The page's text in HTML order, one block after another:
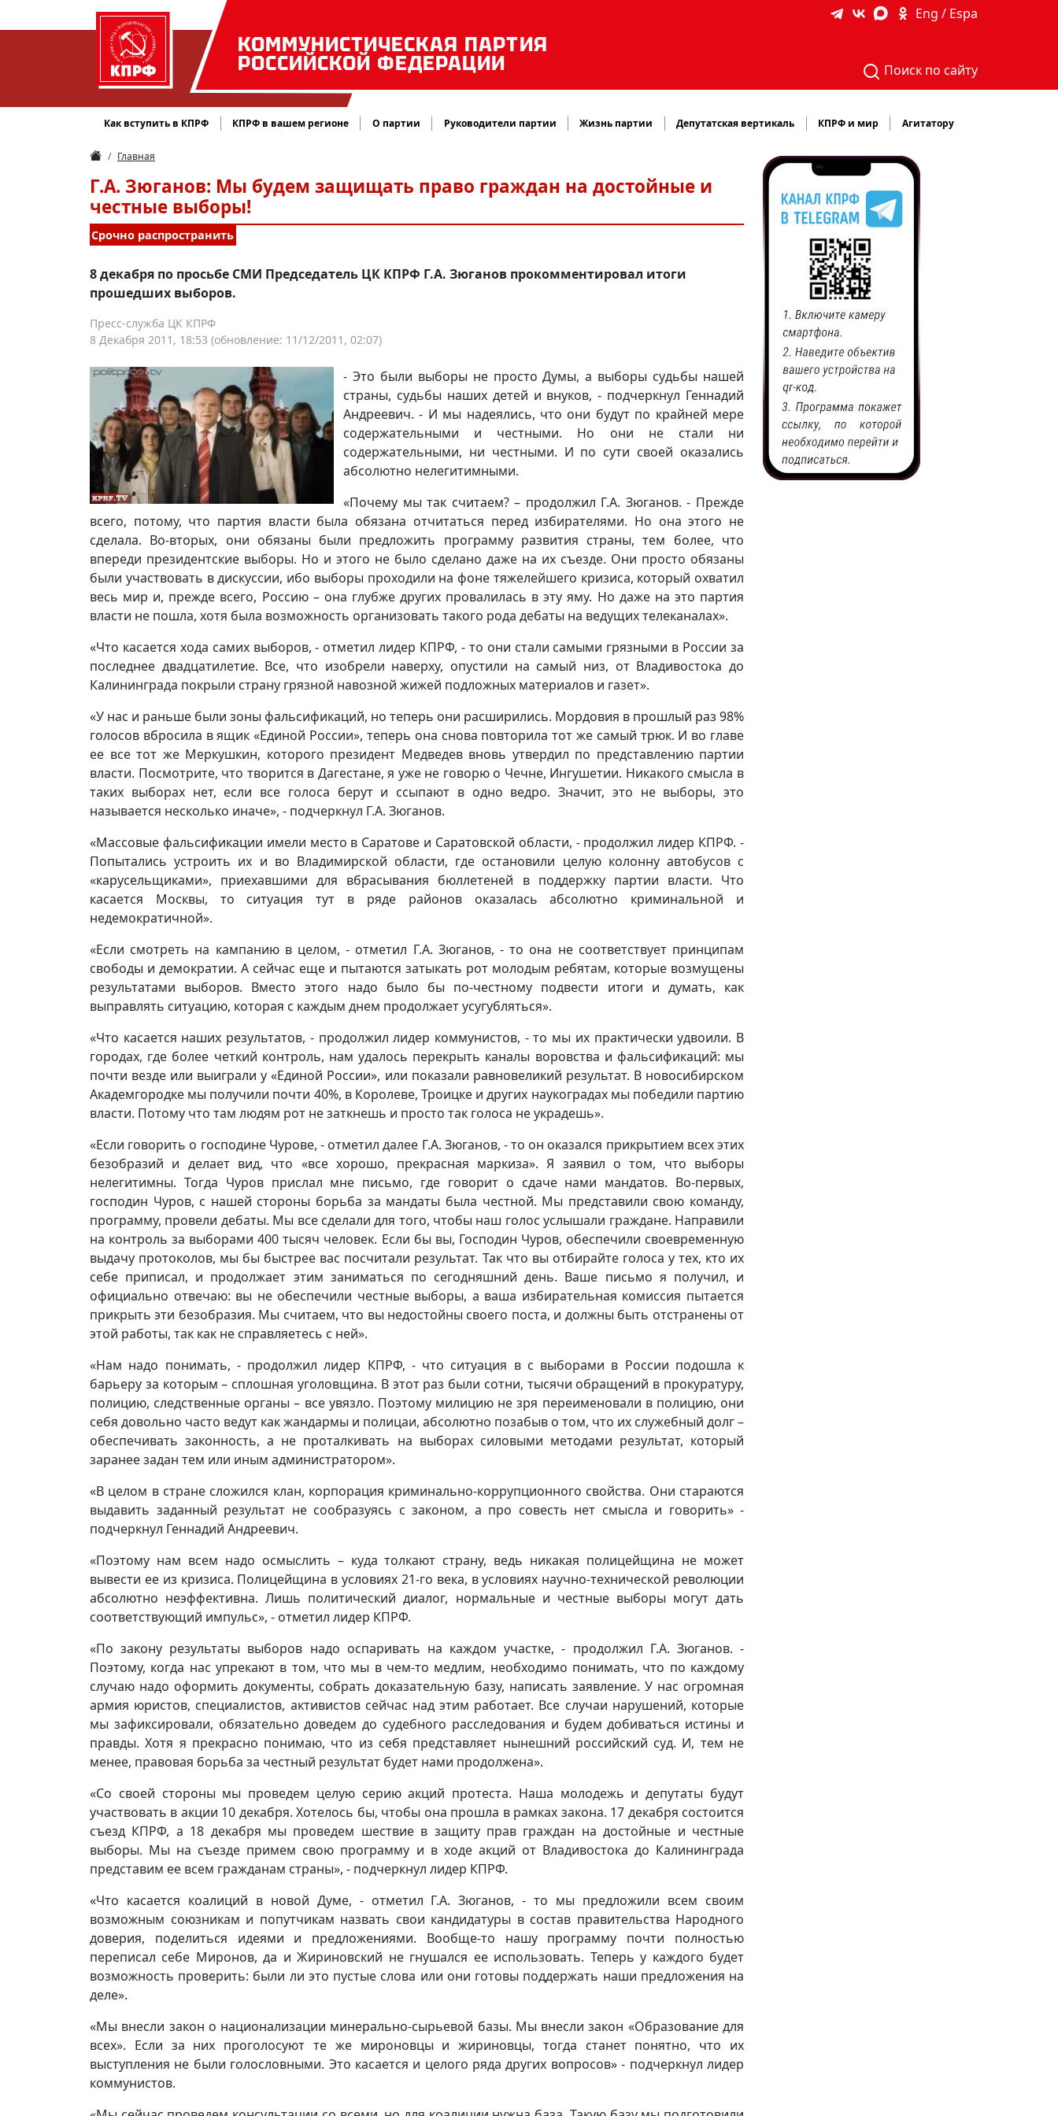
КОММУНИСТИЧЕСКАЯ ПАРТИЯ
РОССИЙСКОЙ ФЕДЕРАЦИИ
Eng / Espa
Поиск по сайту
Как вступить в КПРФ КПРФ в вашем регионе О партии Руководители партии Жизнь партии Депутатская вертикаль КПРФ и мир Агитатору
Главная
Г.А. Зюганов: Мы будем защищать право граждан на достойные и
честные выборы!
Срочно распространить
8 декабря по просьбе СМИ Председатель ЦК КПРФ Г.А. Зюганов прокомментировал итоги
прошедших выборов.
Пресс-служба ЦК КПРФ
8 Декабря 2011, 18:53 (обновление: 11/12/2011, 02:07)
- Это были выборы не просто Думы, а выборы судьбы нашей
страны, судьбы наших детей и внуков, - подчеркнул Геннадий
Андреевич. - И мы надеялись, что они будут по крайней мере
содержательными и честными. Но они не стали ни
содержательными, ни честными. И по сути своей оказались
абсолютно нелегитимными.
«Почему мы так считаем? – продолжил Г.А. Зюганов. - Прежде
всего, потому, что партия власти была обязана отчитаться перед избирателями. Но она этого не
сделала. Во-вторых, они обязаны были предложить программу развития страны, тем более, что
впереди президентские выборы. Но и этого не было сделано даже на их съезде. Они просто обязаны
были участвовать в дискуссии, ибо выборы проходили на фоне тяжелейшего кризиса, который охватил
весь мир и, прежде всего, Россию – она глубже других провалилась в эту яму. Но даже на это партия
власти не пошла, хотя была возможность организовать такого рода дебаты на ведущих телеканалах».
«Что касается хода самих выборов, - отметил лидер КПРФ, - то они стали самыми грязными в России за
последнее двадцатилетие. Все, что изобрели наверху, опустили на самый низ, от Владивостока до
Калининграда покрыли страну грязной навозной жижей подложных материалов и газет».
«У нас и раньше были зоны фальсификаций, но теперь они расширились. Мордовия в прошлый раз 98%
голосов вбросила в ящик «Единой России», теперь она снова повторила тот же самый трюк. И во главе
ее все тот же Меркушкин, которого президент Медведев вновь утвердил по представлению партии
власти. Посмотрите, что творится в Дагестане, я уже не говорю о Чечне, Ингушетии. Никакого смысла в
таких выборах нет, если все голоса берут и ссыпают в одно ведро. Значит, это не выборы, это
называется несколько иначе», - подчеркнул Г.А. Зюганов.
«Массовые фальсификации имели место в Саратове и Саратовской области, - продолжил лидер КПРФ. -
Попытались устроить их и во Владимирской области, где остановили целую колонну автобусов с
«карусельщиками», приехавшими для вбрасывания бюллетеней в поддержку партии власти. Что
касается Москвы, то ситуация тут в ряде районов оказалась абсолютно криминальной и
недемократичной».
«Если смотреть на кампанию в целом, - отметил Г.А. Зюганов, - то она не соответствует принципам
свободы и демократии. А сейчас еще и пытаются затыкать рот молодым ребятам, которые возмущены
результатами выборов. Вместо этого надо было бы по-честному подвести итоги и думать, как
выправлять ситуацию, которая с каждым днем продолжает усугубляться».
«Что касается наших результатов, - продолжил лидер коммунистов, - то мы их практически удвоили. В
городах, где более четкий контроль, нам удалось перекрыть каналы воровства и фальсификаций: мы
почти везде или выиграли у «Единой России», или показали равновеликий результат. В новосибирском
Академгородке мы получили почти 40%, в Королеве, Троицке и других наукоградах мы победили партию
власти. Потому что там людям рот не заткнешь и просто так голоса не украдешь».
«Если говорить о господине Чурове, - отметил далее Г.А. Зюганов, - то он оказался прикрытием всех этих
безобразий и делает вид, что «все хорошо, прекрасная маркиза». Я заявил о том, что выборы
нелегитимны. Тогда Чуров прислал мне письмо, где говорит о сдаче нами мандатов. Во-первых,
господин Чуров, с нашей стороны борьба за мандаты была честной. Мы представили свою команду,
программу, провели дебаты. Мы все сделали для того, чтобы наш голос услышали граждане. Направили
на контроль за выборами 400 тысяч человек. Если бы вы, Господин Чуров, обеспечили своевременную
выдачу протоколов, мы бы быстрее вас посчитали результат. Так что вы отбирайте голоса у тех, кто их
себе приписал, и продолжает этим заниматься по сегодняшний день. Ваше письмо я получил, и
официально отвечаю: вы не обеспечили честные выборы, а ваша избирательная комиссия пытается
прикрыть эти безобразия. Мы считаем, что вы недостойны своего поста, и должны быть отстранены от
этой работы, так как не справляетесь с ней».
«Нам надо понимать, - продолжил лидер КПРФ, - что ситуация в с выборами в России подошла к
барьеру за которым – сплошная уголовщина. В этот раз были сотни, тысячи обращений в прокуратуру,
полицию, следственные органы – все увязло. Поэтому милицию не зря переименовали в полицию, они
себя довольно часто ведут как жандармы и полицаи, абсолютно позабыв о том, что их служебный долг –
обеспечивать законность, а не проталкивать на выборах силовыми методами результат, который
заранее задан тем или иным администратором».
«В целом в стране сложился клан, корпорация криминально-коррупционного свойства. Они стараются
выдавить заданный результат не сообразуясь с законом, а про совесть нет смысла и говорить» -
подчеркнул Геннадий Андреевич.
«Поэтому нам всем надо осмыслить – куда толкают страну, ведь никакая полицейщина не может
вывести ее из кризиса. Полицейщина в условиях 21-го века, в условиях научно-технической революции
абсолютно неэффективна. Лишь политический диалог, нормальные и честные выборы могут дать
соответствующий импульс», - отметил лидер КПРФ.
«По закону результаты выборов надо оспаривать на каждом участке, - продолжил Г.А. Зюганов. -
Поэтому, когда нас упрекают в том, что мы в чем-то медлим, необходимо понимать, что по каждому
случаю надо оформить документы, собрать доказательную базу, написать заявление. У нас огромная
армия юристов, специалистов, активистов сейчас над этим работает. Все случаи нарушений, которые
мы зафиксировали, обязательно доведем до судебного расследования и будем добиваться истины и
правды. Хотя я прекрасно понимаю, что из себя представляет нынешний российский суд. И, тем не
менее, правовая борьба за честный результат будет нами продолжена».
«Со своей стороны мы проведем целую серию акций протеста. Наша молодежь и депутаты будут
участвовать в акции 10 декабря. Хотелось бы, чтобы она прошла в рамках закона. 17 декабря состоится
съезд КПРФ, а 18 декабря мы проведем шествие в защиту прав граждан на достойные и честные
выборы. Мы на съезде примем свою программу и в ходе акций от Владивостока до Калининграда
представим ее всем гражданам страны», - подчеркнул лидер КПРФ.
«Что касается коалиций в новой Думе, - отметил Г.А. Зюганов, - то мы предложили всем своим
возможным союзникам и попутчикам назвать свои кандидатуры в состав правительства Народного
доверия, поделиться идеями и предложениями. Вообще-то нашу программу почти полностью
переписал себе Миронов, да и Жириновский не гнушался ее использовать. Теперь у каждого будет
возможность проверить: были ли это пустые слова или они готовы поддержать наши предложения на
деле».
«Мы внесли закон о национализации минерально-сырьевой базы. Мы внесли закон «Образование для
всех». Если за них проголосуют те же мироновцы и жириновцы, тогда станет понятно, что их
выступления не были голословными. Это касается и целого ряда других вопросов» - подчеркнул лидер
коммунистов.